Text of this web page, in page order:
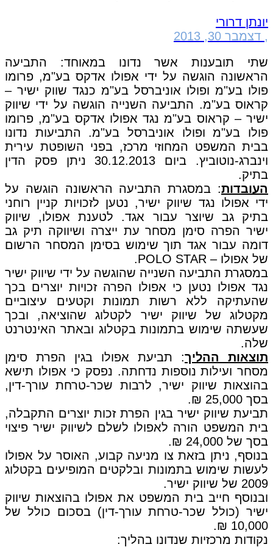
יונתן דרורי
, דצמבר 30, 2013
שתי תובענות אשר נדונו במאוחד: התביעה
הראשונה הוגשה על ידי אפולו אדקס בע"מ, פרומו
פולו בע"מ ופולו אוניברסל בע"מ כנגד שווק ישיר –
קראוס בע"מ. התביעה השנייה הוגשה על ידי שיווק
ישיר – קראוס בע"מ נגד אפולו אדקס בע"מ, פרומו
פולו בע"מ ופולו אוניברסל בע"מ. התביעות נדונו
בבית המשפט המחוזי מרכז, בפני השופטת עירית
וינברג-נוטוביץ. ביום 30.12.2013 ניתן פסק הדין
בתיק.
העובדות: במסגרת התביעה הראשונה הוגשה על
ידי אפולו נגד שיווק ישיר, נטען לזכויות קניין רוחני
בתיק גב שיוצר עבור אגד. לטענת אפולו, שיווק
ישיר הפרה סימן מסחר עת ייצרה ושיווקה תיק גב
דומה עבור אגד תוך שימוש בסימן המסחר הרשום
של אפולו – POLO STAR.
במסגרת התביעה השנייה שהוגשה על ידי שיווק ישיר
נגד אפולו נטען כי אפולו הפרה זכויות יוצרים בכך
שהעתיקה ללא רשות תמונות וקטעים עיצוביים
מקטלוג של שיווק ישיר לקטלוג שהוציאה, ובכך
שעשתה שימוש בתמונות בקטלוג ובאתר האינטרנט
שלה.
תוצאות ההליך: תביעת אפולו בגין הפרת סימן
מסחר ועילות נוספות נדחתה. נפסק כי אפולו תישא
בהוצאות שיווק ישיר, לרבות שכר-טרחת עורך-דין,
בסך 25,000 ₪.
תביעת שיווק ישיר בגין הפרת זכות יוצרים התקבלה,
בית המשפט הורה לאפולו לשלם לשיווק ישיר פיצוי
בסך של 24,000 ₪.
בנוסף, ניתן בזאת צו מניעה קבוע, האוסר על אפולו
לעשות שימוש בתמונות ובלקטים המופיעים בקטלוג
2009 של שיווק ישיר.
ובנוסף חייב בית המשפט את אפולו בהוצאות שיווק
ישיר (כולל שכר-טרחת עורך-דין) בסכום כולל של
10,000 ₪.
נקודות מרכזיות שנדונו בהליך: